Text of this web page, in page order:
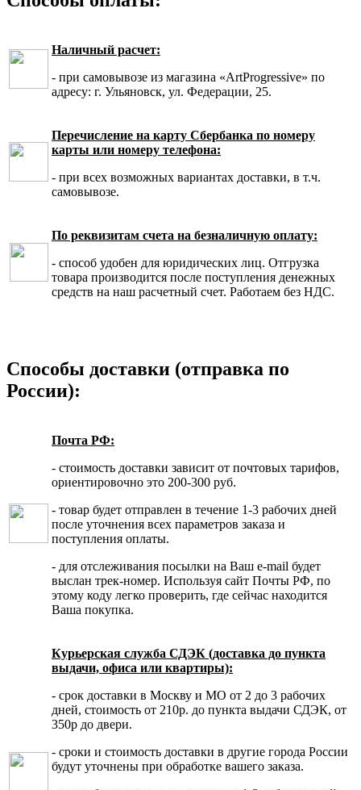
Наличный расчет:
- при самовывозе из магазина «ArtProgressive» по
адресу: г. Ульяновск, ул. Федерации, 25.
Перечисление на карту Сбербанка по номеру
карты или номеру телефона:
- при всех возможных вариантах доставки, в т.ч.
самовывозе.
По реквизитам счета на безналичную оплату:
- способ удобен для юридических лиц. Отгрузка
товара производится после поступления денежных
средств на наш расчетный счет. Работаем без НДС.
Способы доставки (отправка по
России):
Почта РФ:
- стоимость доставки зависит от почтовых тарифов,
ориентировочно это 200-300 руб.
- товар будет отправлен в течение 1-3 рабочих дней
после уточнения всех параметров заказа и
поступления оплаты.
- для отслеживания посылки на Ваш e-mail будет
выслан трек-номер. Используя сайт Почты РФ, по
этому коду легко проверить, где сейчас находится
Ваша покупка.
Курьерская служба СДЭК (доставка до пункта
выдачи, офиса или квартиры):
- срок доставки в Москву и МО от 2 до 3 рабочих
дней, стоимость от 210р. до пункта выдачи СДЭК, от
350р до двери.
- сроки и стоимость доставки в другие города России
будут уточнены при обработке вашего заказа.